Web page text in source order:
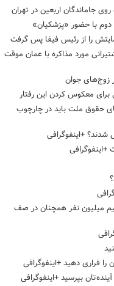
جاماندگان اربعین در تهران
را از رئیس فیفا پس گرفت
مورد مذاکره با عمان موقت
زوج‌های جوان
حقوق ملت باید در چارچوب
شدند؟ +اینفوگرافی
نیم میلیون نفر همچنان در صف
فراری دهید +اینفوگرافی